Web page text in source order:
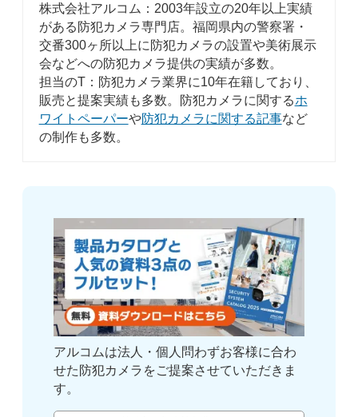
株式会社アルコム：2003年設立の20年以上実績
がある防犯カメラ専門店。福岡県内の警察署・
交番300ヶ所以上に防犯カメラの設置や美術展示
会などへの防犯カメラ提供の実績が多数。
担当のT：防犯カメラ業界に10年在籍しており、
販売と提案実績も多数。防犯カメラに関するホ
ワイトペーパーや防犯カメラに関する記事など
の制作も多数。
アルコムは法人・個人問わずお客様に合わ
せた防犯カメラをご提案させていただきま
す。